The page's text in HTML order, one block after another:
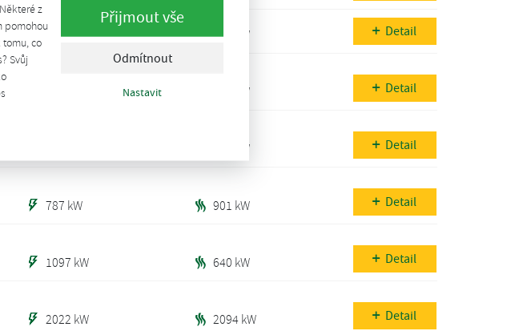
z
pomohou
tomu, co
Svůj
Přijmout vše
Odmítnout
Nastavit
200 kW 255 kW Detail
464 kW Detail
558 kW Detail
787 kW 901 kW Detail
1097 kW 640 kW Detail
2022 kW 2094 kW Detail